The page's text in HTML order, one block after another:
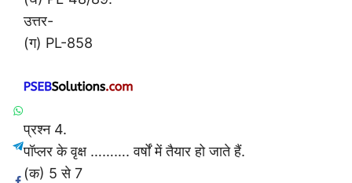
उत्तर-
(ग) PL-858
प्रश्न 4.
पॉप्लर के वृक्ष ………. वर्षों में तैयार हो जाते हैं.
(क) 5 से 7